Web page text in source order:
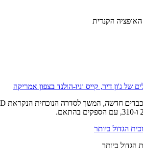
האופציה הקנדית
הגדול ביותר